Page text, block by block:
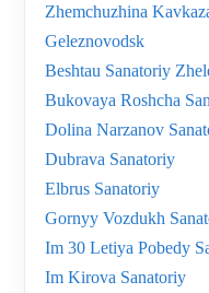
Zhemchuzhina
Geleznovodsk
Beshtau Sanatoriy
Bukovaya Roshcha
Dolina Narzanov
Dubrava Sanatoriy
Elbrus Sanatoriy
Gornyy Vozdukh
Im 30 Letiya Pobedy
Im Kirova Sanatoriy